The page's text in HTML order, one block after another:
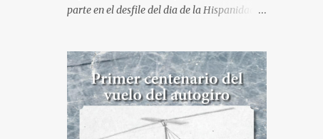
parte en el desfile del dia de la Hispanidad,
oportunidad de ser socio de la Asociación
Aire para entrar a la base. Los últimos años
había hecho fotos desde fuera (hay un sitio
cercano en la senda de aterrizaje) pero... no
es lo mismo :-) La cita comenzaba a las 8:30